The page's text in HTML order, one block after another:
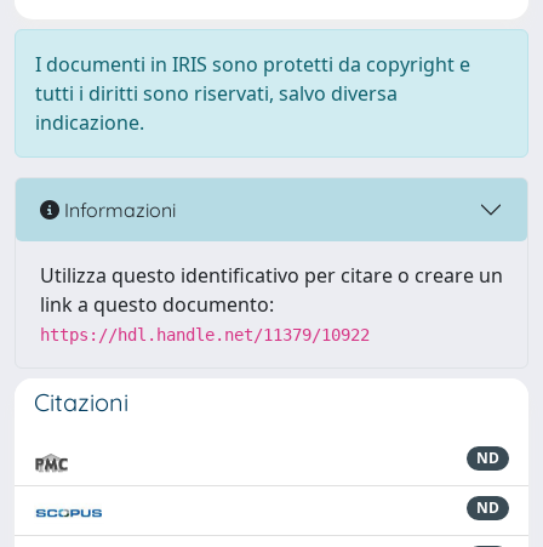
I documenti in IRIS sono protetti da copyright e
tutti i diritti sono riservati, salvo diversa
indicazione.
Informazioni
Utilizza questo identificativo per citare o creare un
link a questo documento:
https://hdl.handle.net/11379/10922
Citazioni
ND
ND